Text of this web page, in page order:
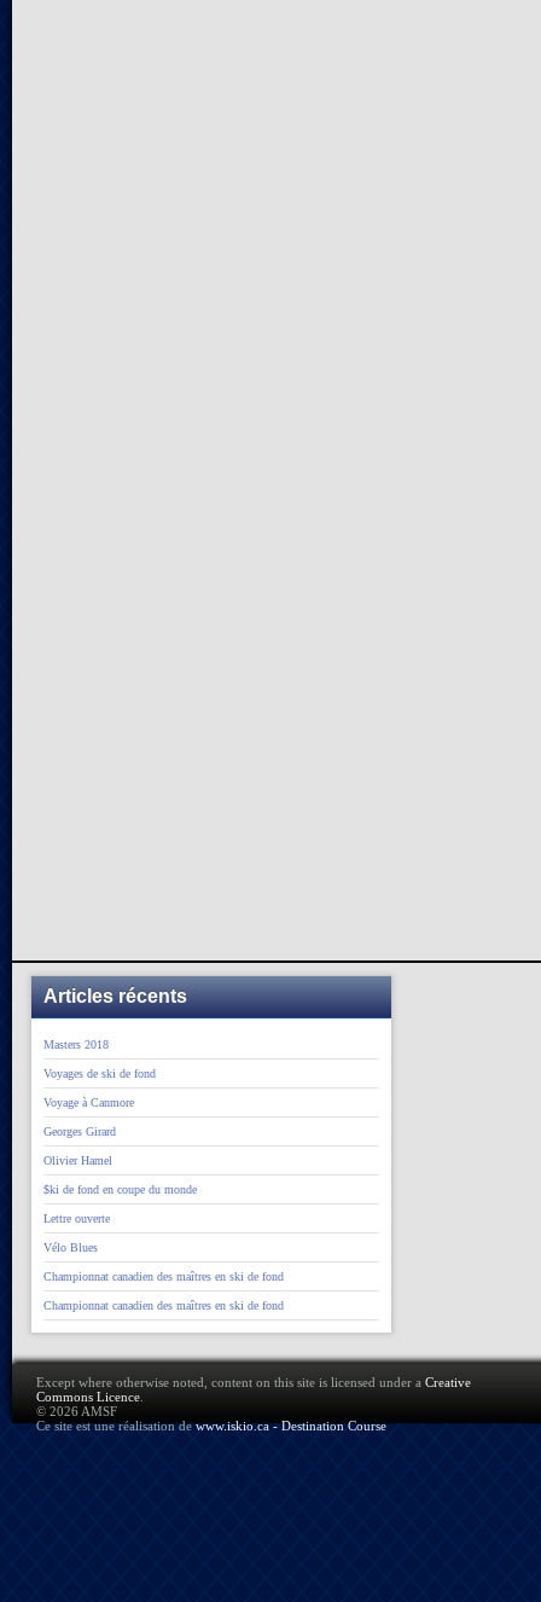
Articles récents
Masters 2018
Voyages de ski de fond
Voyage à Canmore
Georges Girard
Olivier Hamel
$ki de fond en coupe du monde
Lettre ouverte
Vélo Blues
Championnat canadien des maîtres en ski de fond
Championnat canadien des maîtres en ski de fond
Except where otherwise noted, content on this site is licensed under a Creative
Commons Licence
© 2026 AMSF
Ce site est une réalisation dewww.iskio.ca - Destination Course